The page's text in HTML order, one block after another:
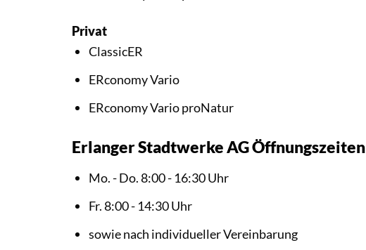
Privat
ClassicER
ERconomy Vario
ERconomy Vario proNatur
Erlanger Stadtwerke AG Öffnungszeiten
Mo. - Do. 8:00 - 16:30 Uhr
Fr. 8:00 - 14:30 Uhr
sowie nach individueller Vereinbarung